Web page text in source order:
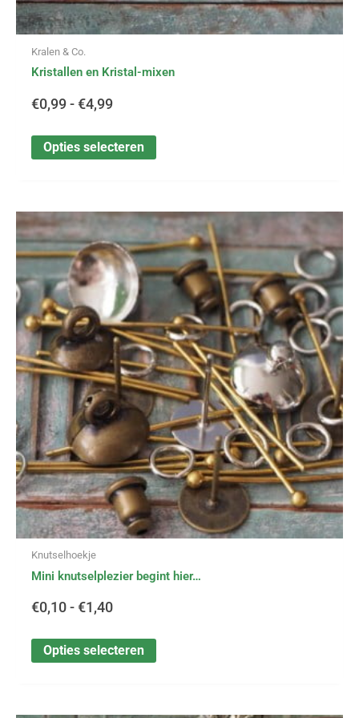
Kralen & Co.
Kristallen en Kristal-mixen
€0,99 - €4,99
Opties selecteren
Knutselhoekje
Mini knutselplezier begint hier…
€0,10 - €1,40
Prijsklasse:
€0,10
tot
€1,40
Opties selecteren
Dit
product
heeft
meerdere
variaties.
Deze
optie
kan
gekozen
worden
op
de
productpagina